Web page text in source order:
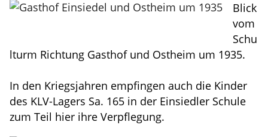
Blick
vom
Schu
lturm Richtung Gasthof und Ostheim um 1935.
In den Kriegsjahren empfingen auch die Kinder
des KLV-Lagers Sa. 165 in der Einsiedler Schule
zum Teil hier ihre Verpflegung.